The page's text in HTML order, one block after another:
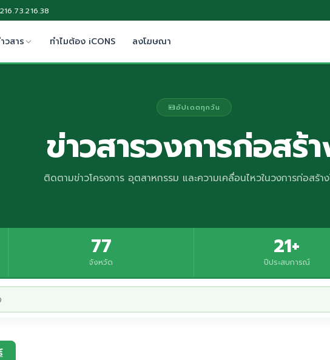
วสาร ทำไมต้อง iCONS ลงโฆษณา
อัปเดตทุกวัน
ข่าวสารวงการก่อสร้
ติดตามข่าวโครงการ อุตสาหกรรม และความเคลื่อนไหวในวงการก่อสร้า
77
จังหวัด
21+
ปีประสบการณ์